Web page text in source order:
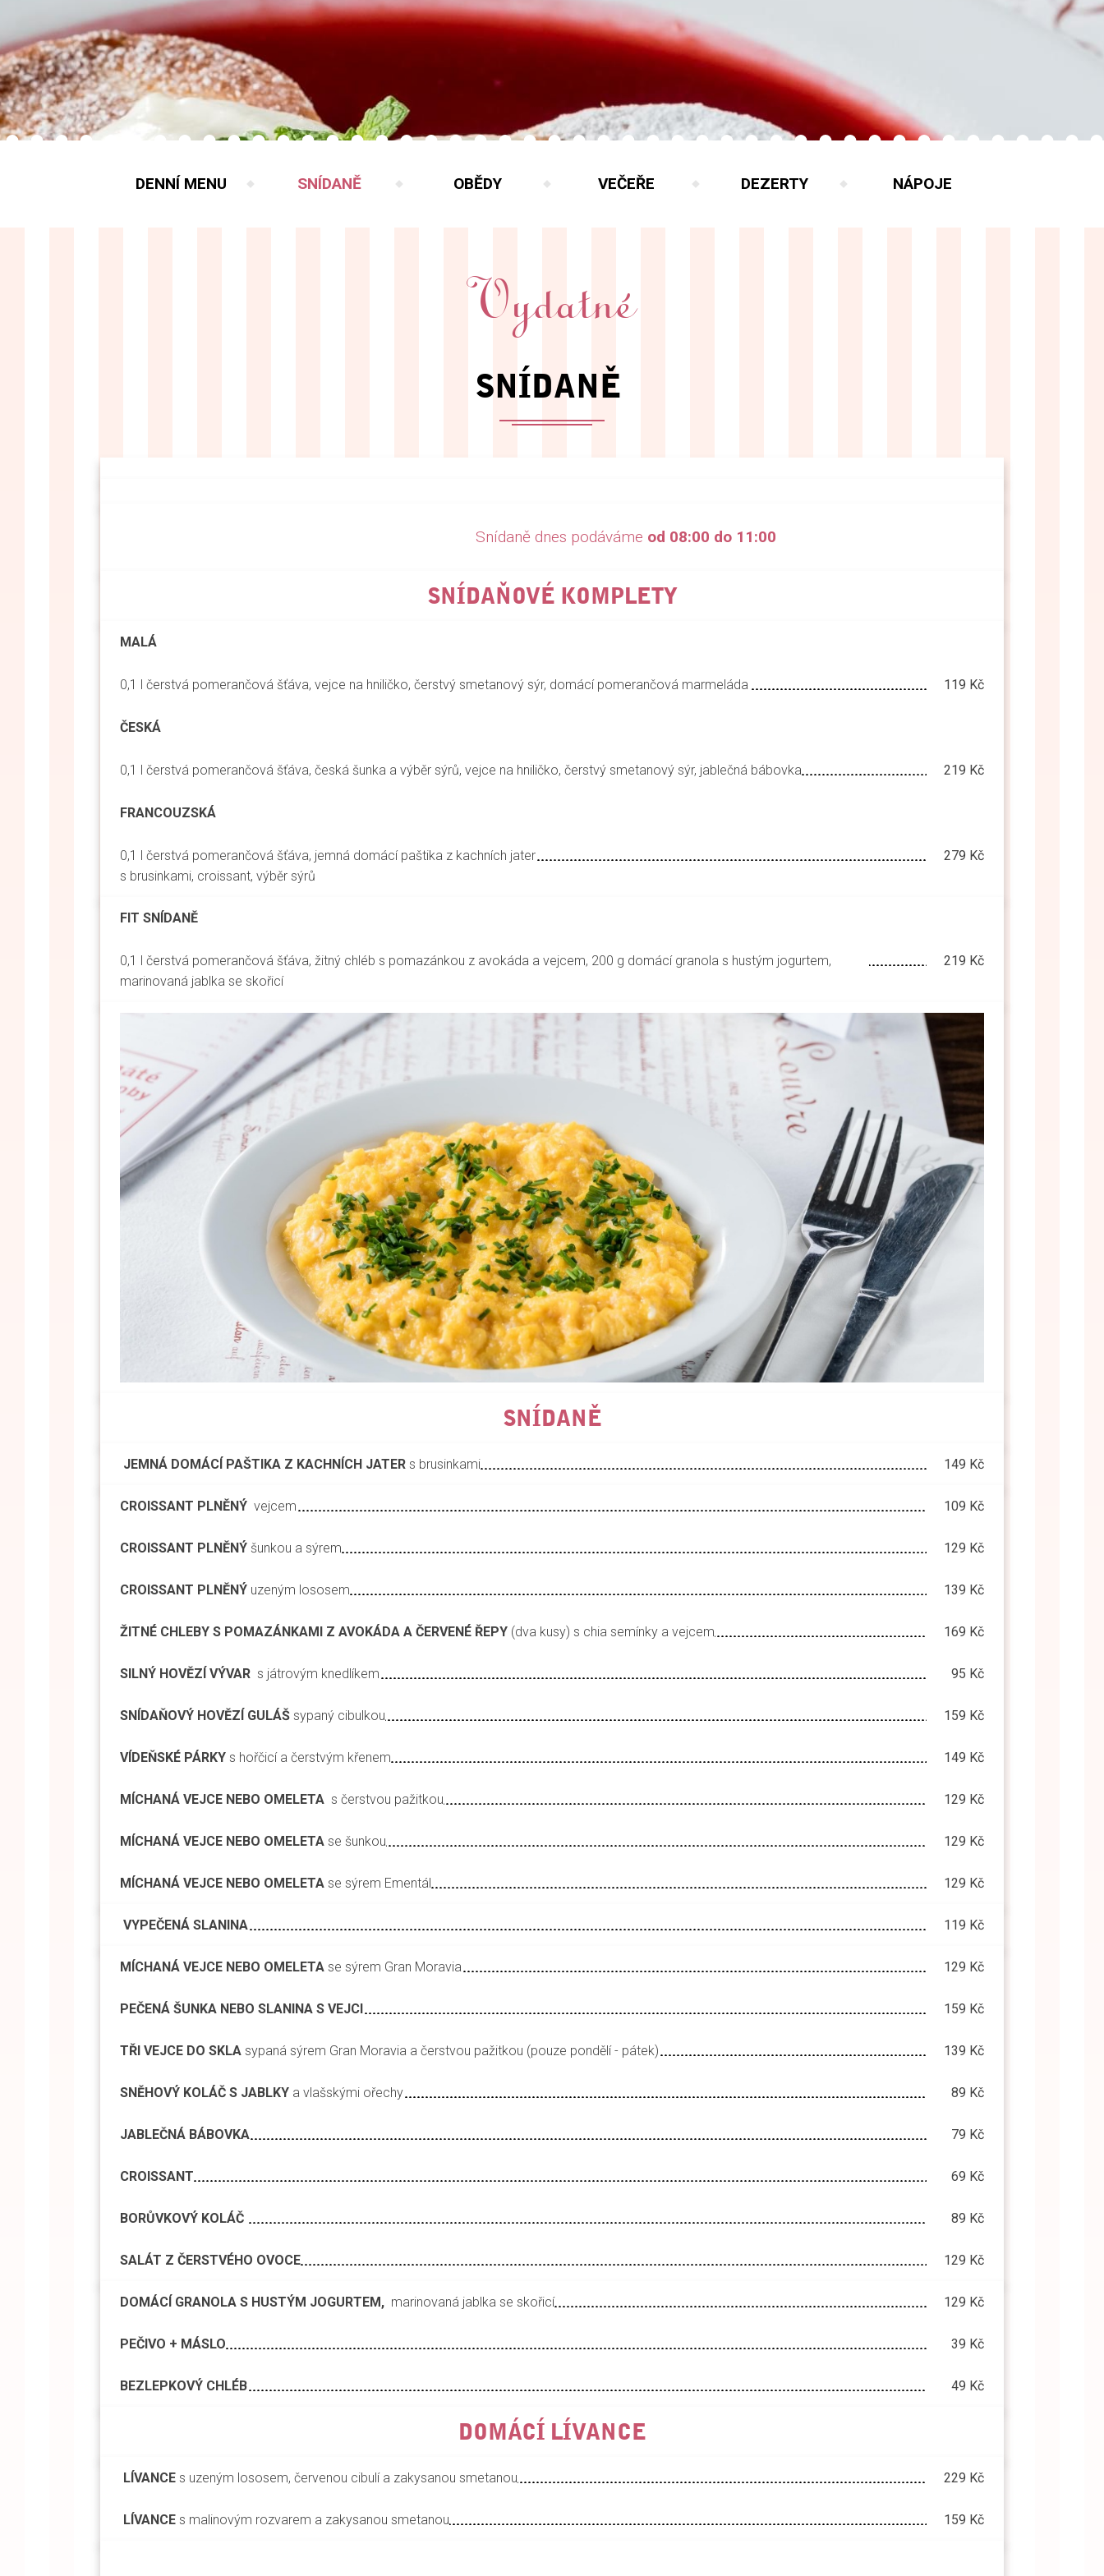
DENNÍ MENU SNÍDANĚ OBĚDY VEČEŘE DEZERTY NÁPOJE
Vydatné
SNÍDANĚ
Snídaně dnes podáváme od 08:00 do 11:00
SNÍDAŇOVÉ KOMPLETY
MALÁ
0,1 l čerstvá pomerančová šťáva, vejce na hniličko, čerstvý smetanový sýr, domácí pomerančová marmeláda 119 Kč
ČESKÁ
0,1 l čerstvá pomerančová šťáva, česká šunka a výběr sýrů, vejce na hniličko, čerstvý smetanový sýr, jablečná bábovka 219 Kč
FRANCOUZSKÁ
0,1 l čerstvá pomerančová šťáva, jemná domácí paštika z kachních jater
s brusinkami, croissant, výběr sýrů
279 Kč
FIT SNÍDANĚ
0,1 l čerstvá pomerančová šťáva, žitný chléb s pomazánkou z avokáda a vejcem, 200 g domácí granola s hustým jogurtem,
marinovaná jablka se skořicí
219 Kč
SNÍDANĚ
JEMNÁ DOMÁCÍ PAŠTIKA Z KACHNÍCH JATER s brusinkami 149 Kč
CROISSANT PLNĚNÝ vejcem 109 Kč
CROISSANT PLNĚNÝ šunkou a sýrem 129 Kč
CROISSANT PLNĚNÝ uzeným lososem 139 Kč
ŽITNÉ CHLEBY S POMAZÁNKAMI Z AVOKÁDA A ČERVENÉ ŘEPY (dva kusy) s chia semínky a vejcem 169 Kč
SILNÝ HOVĚZÍ VÝVAR s játrovým knedlíkem 95 Kč
SNÍDAŇOVÝ HOVĚZÍ GULÁŠ sypaný cibulkou 159 Kč
VÍDEŇSKÉ PÁRKY s hořčicí a čerstvým křenem 149 Kč
MÍCHANÁ VEJCE NEBO OMELETA s čerstvou pažitkou 129 Kč
MÍCHANÁ VEJCE NEBO OMELETA se šunkou 129 Kč
MÍCHANÁ VEJCE NEBO OMELETA se sýrem Ementál 129 Kč
VYPEČENÁ SLANINA 119 Kč
MÍCHANÁ VEJCE NEBO OMELETA se sýrem Gran Moravia 129 Kč
PEČENÁ ŠUNKA NEBO SLANINA S VEJCI 159 Kč
TŘI VEJCE DO SKLA sypaná sýrem Gran Moravia a čerstvou pažitkou (pouze pondělí - pátek) 139 Kč
SNĚHOVÝ KOLÁČ S JABLKY a vlašskými ořechy 89 Kč
JABLEČNÁ BÁBOVKA 79 Kč
CROISSANT 69 Kč
BORŮVKOVÝ KOLÁČ 89 Kč
SALÁT Z ČERSTVÉHO OVOCE 129 Kč
DOMÁCÍ GRANOLA S HUSTÝM JOGURTEM, marinovaná jablka se skořicí 129 Kč
PEČIVO + MÁSLO 39 Kč
BEZLEPKOVÝ CHLÉB 49 Kč
DOMÁCÍ LÍVANCE
LÍVANCE s uzeným lososem, červenou cibulí a zakysanou smetanou 229 Kč
LÍVANCE s malinovým rozvarem a zakysanou smetanou 159 Kč